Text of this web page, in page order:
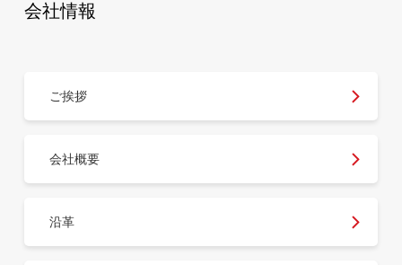
会社情報
ご挨拶
会社概要
沿革